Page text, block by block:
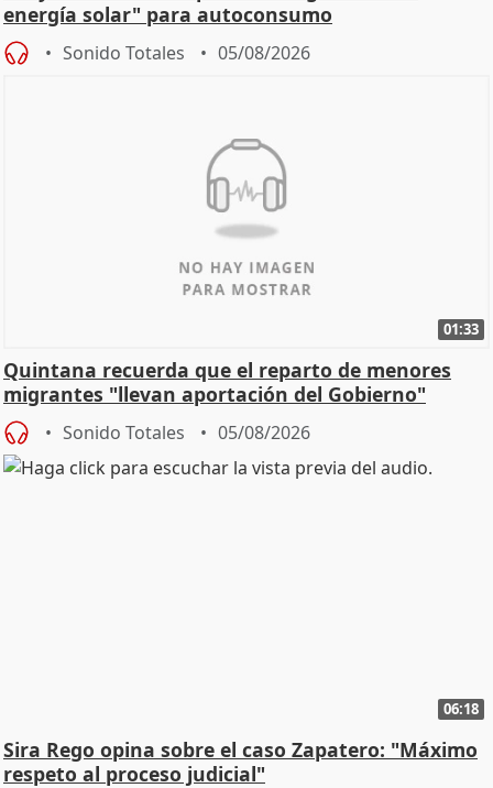
energía solar" para autoconsumo
Sonido Totales 05/08/2026
01:33
Quintana recuerda que el reparto de menores
migrantes "llevan aportación del Gobierno"
central
Sonido Totales 05/08/2026
06:18
Sira Rego opina sobre el caso Zapatero: "Máximo
respeto al proceso judicial"